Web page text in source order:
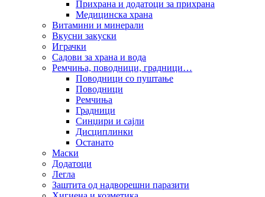
Прихрана и додатоци за прихрана
Медицинска храна
Витамини и минерали
Вкусни закуски
Играчки
Садови за храна и вода
Ремчиња, поводници, градници…
Поводници со пуштање
Поводници
Ремчиња
Градници
Синџири и сајли
Дисциплинки
Останато
Маски
Додатоци
Легла
Заштита од надворешни паразити